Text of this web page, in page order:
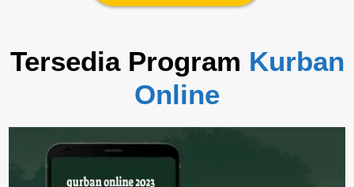
Tersedia Program Kurban
Online